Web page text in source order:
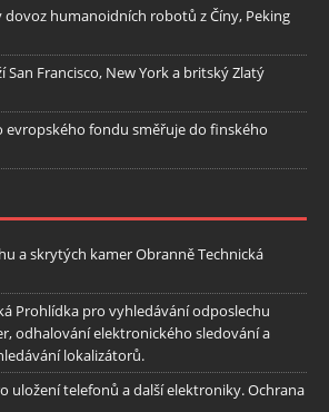
dovoz humanoidních robotů z Číny, Peking
San Francisco, New York a britský Zlatý
evropského fondu směřuje do finského
a skrytých kamer Obranně Technická
Prohlídka pro vyhledávání odposlechu
odhalování elektronického sledování a
lokalizátorů.
uložení telefonů a další elektroniky. Ochrana